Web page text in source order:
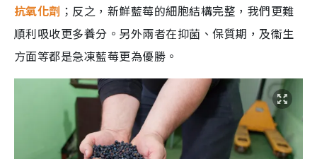
抗氧化劑 ；反之，新鮮藍莓的細胞結構完整，我們更難
順利吸收更多養分。另外兩者在抑菌、保質期，及衞生
方面等都是急凍藍莓更為優勝。